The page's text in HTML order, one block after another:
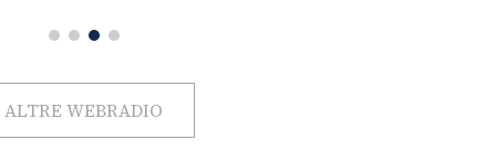
ALTRE WEBRADIO